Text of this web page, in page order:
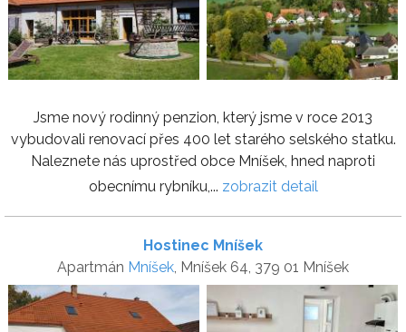
Jsme nový rodinný penzion, který jsme v roce 2013
vybudovali renovací přes 400 let starého selského statku.
Naleznete nás uprostřed obce Mníšek, hned naproti
obecnímu rybníku,... zobrazit detail
Hostinec Mníšek
Apartmán Mníšek, Mníšek 64, 379 01 Mníšek